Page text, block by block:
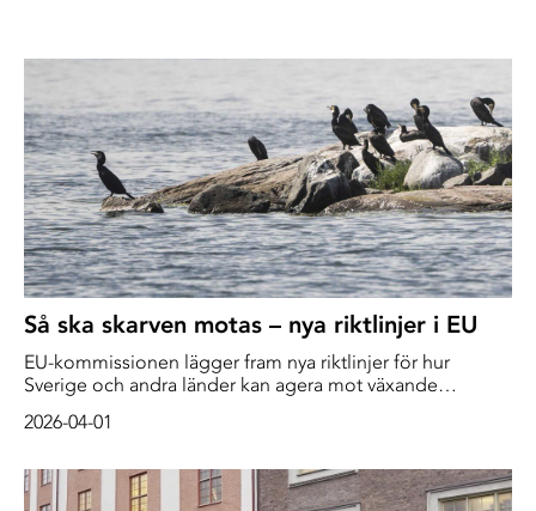
Så ska skarven motas – nya riktlinjer i EU
EU-kommissionen lägger fram nya riktlinjer för hur
Sverige och andra länder kan agera mot växande
fisk och ger samtidigt bönder, fiskare, skogvaktare och
miljökommissionären Jessika Roswall i
ett pressmeddelande.
2026-04-01